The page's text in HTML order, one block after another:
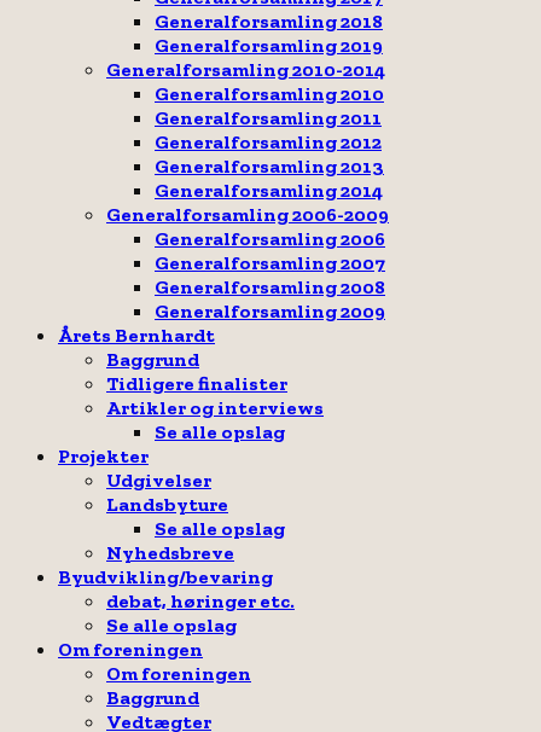
Generalforsamling 2018
Generalforsamling 2019
Generalforsamling 2010-2014
Generalforsamling 2010
Generalforsamling 2011
Generalforsamling 2012
Generalforsamling 2013
Generalforsamling 2014
Generalforsamling 2006-2009
Generalforsamling 2006
Generalforsamling 2007
Generalforsamling 2008
Generalforsamling 2009
Årets Bernhardt
Baggrund
Tidligere finalister
Artikler og interviews
Se alle opslag
Projekter
Udgivelser
Landsbyture
Se alle opslag
Nyhedsbreve
Byudvikling/bevaring
debat, høringer etc.
Se alle opslag
Om foreningen
Om foreningen
Baggrund
Vedtægter